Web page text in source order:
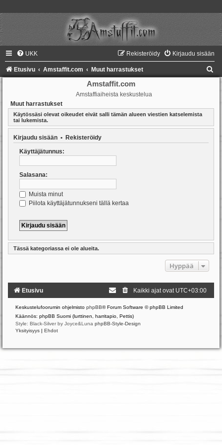
UKK Kirjaudu sisään
Rekisteröidy
Etusivu Amstaffit.com Muut harrastukset
Amstaffit.com
Amstaffiaiheista keskustelua
Muut harrastukset
Käytössäsi olevat oikeudet eivät salli tämän alueen viestien katselemista
tai lukemista.
Kirjaudu sisään • Rekisteröidy
Käyttäjätunnus:
Salasana:
Muista minut
Piilota käyttäjätunnukseni tällä kertaa
Tässä kategoriassa ei ole alueita.
Hyppää
Etusivu Kaikki ajat ovat UTC+03:00
Keskustelufoorumin ohjelmisto phpBB® Forum Software © phpBB Limited
Käännös: phpBB Suomi (lurttinen, harritapio, Pettis)
Style: Black-Silver by Joyce&Luna phpBB-Style-Design
Yksityisyys | Ehdot